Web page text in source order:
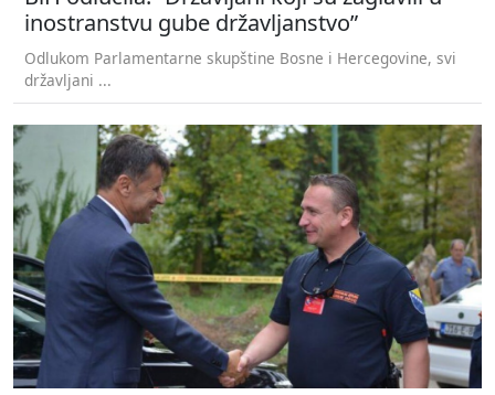
inostranstvu gube državljanstvo”
Odlukom Parlamentarne skupštine Bosne i Hercegovine, svi
državljani ...